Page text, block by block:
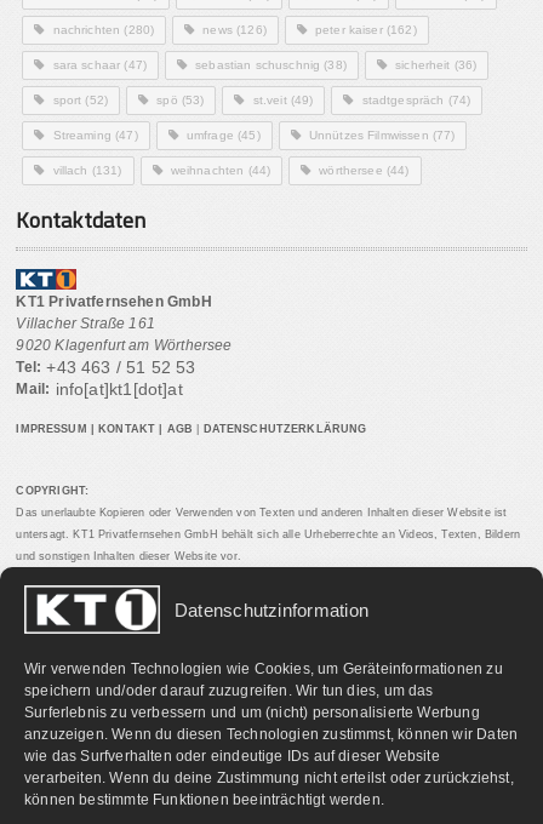
Datenschutzinformation
Wir verwenden Technologien wie Cookies, um Geräteinformationen zu
speichern und/oder darauf zuzugreifen. Wir tun dies, um das
Surferlebnis zu verbessern und um (nicht) personalisierte Werbung
anzuzeigen. Wenn du diesen Technologien zustimmst, können wir Daten
wie das Surfverhalten oder eindeutige IDs auf dieser Website
verarbeiten. Wenn du deine Zustimmung nicht erteilst oder zurückziehst,
können bestimmte Funktionen beeinträchtigt werden.
nachrichten (280) news(126) peter kaiser(162)
sara schaar (47) sebastian schuschnig (38) sicherheit (36)
sport (52) spö (53) st.veit(49) stadtgespräch (74)
Streaming (47) umfrage (45) Unnützes Filmwissen (77)
villach (131) weihnachten (44) wörthersee (44)
Kontaktdaten
KT1 Privatfernsehen GmbH
Villacher Straße 161
9020 Klagenfurt am Wörthersee
Tel: +43 463 / 51 52 53
Mail: info[at]kt1[dot]at
IMPRESSUM KONTAKT AGB DATENSCHUTZERKLÄRUNG
COPYRIGHT:
Das unerlaubte Kopieren oder Verwenden von Texten und anderen Inhalten dieser Website ist
untersagt. KT1 Privatfernsehen GmbH behält sich alle Urheberrechte an Videos, Texten, Bildern
und sonstigen Inhalten dieser Website vor.
PARTNERLINKS: